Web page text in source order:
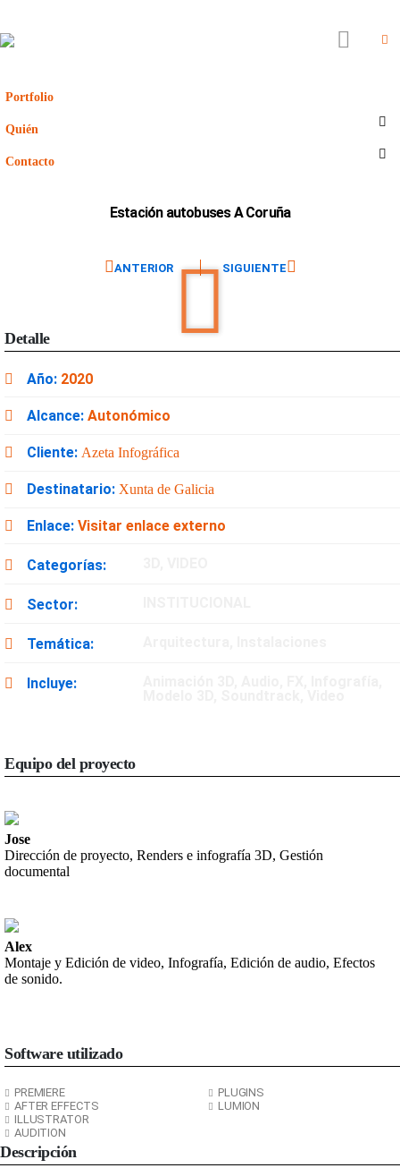
Portfolio
Quién
Contacto
Estación autobuses A Coruña
ANTERIOR SIGUIENTE
Detalle
Año: 2020
Alcance: Autonómico
Cliente: Azeta Infográfica
Destinatario: Xunta de Galicia
Enlace: Visitar enlace externo
Categorías:
Sector:
Temática:
Incluye:
Equipo del proyecto
Jose
Dirección de proyecto, Renders e infografía 3D, Gestión
documental
Alex
Montaje y Edición de video, Infografía, Edición de audio, Efectos
de sonido.
Software utilizado
PREMIERE
AFTER EFFECTS
ILLUSTRATOR
AUDITION
PLUGINS
LUMION
Descripción